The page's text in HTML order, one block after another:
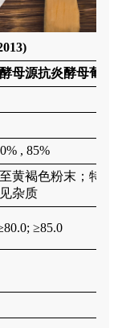
母源抗炎酵母葡聚
, 85%
黄褐色粉末 ； 特有
杂质
≥85.0